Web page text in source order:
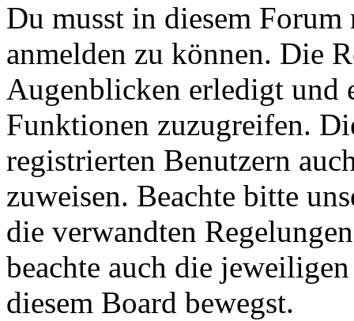
Du musst in diesem
anmelden zu können. Die
Augenblicken erledigt und
Funktionen zuzugreifen.
registrierten Benutzern
zuweisen. Beachte bitte
die verwandten
beachte auch die
diesem Board bewegst.